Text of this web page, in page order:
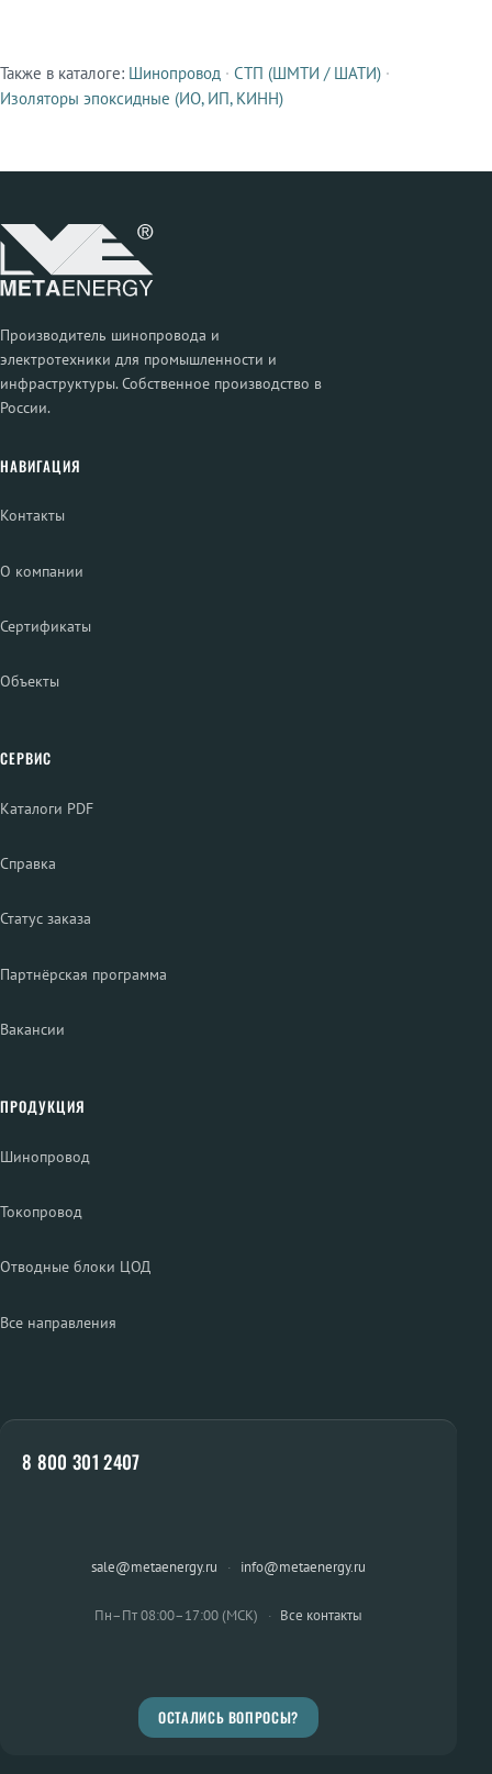
Смежные продукты
Также в каталоге: Шинопровод · СТП (ШМТИ / ШАТИ) ·
Изоляторы эпоксидные (ИО, ИП, КИНН)
Производитель шинопровода и
электротехники для промышленности и
инфраструктуры. Собственное производство в
России.
НАВИГАЦИЯ
Контакты
О компании
Сертификаты
Объекты
СЕРВИС
Каталоги PDF
Справка
Статус заказа
Партнёрская программа
Вакансии
ПРОДУКЦИЯ
Шинопровод
Токопровод
Отводные блоки ЦОД
Все направления
8 800 301 2407
sale@metaenergy.ru · info@metaenergy.ru
Пн–Пт 08:00–17:00 (МСК) · Все контакты
ОСТАЛИСЬ ВОПРОСЫ?